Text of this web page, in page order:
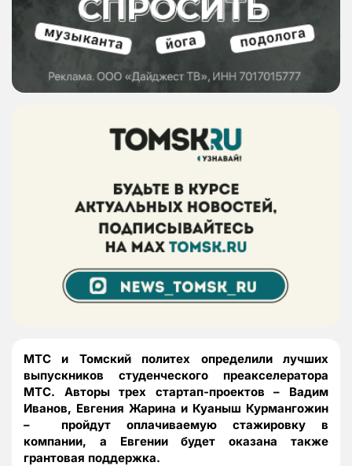
МТС и Томский политех определили лучших
выпускников студенческого преакселератора
МТС. Авторы трех стартап-проектов – Вадим
Иванов, Евгения Жарина и Куаныш Курмангожин
– пройдут оплачиваемую стажировку в
компании, а Евгении будет оказана также
грантовая поддержка.